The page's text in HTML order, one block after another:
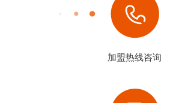
加盟热线咨询